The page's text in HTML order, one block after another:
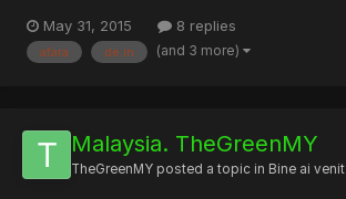
May 31, 2015 8 replies
afara de.in (and 3 more)
Malaysia. TheGreenMY
TheGreenMY posted a topic in Bine ai venit